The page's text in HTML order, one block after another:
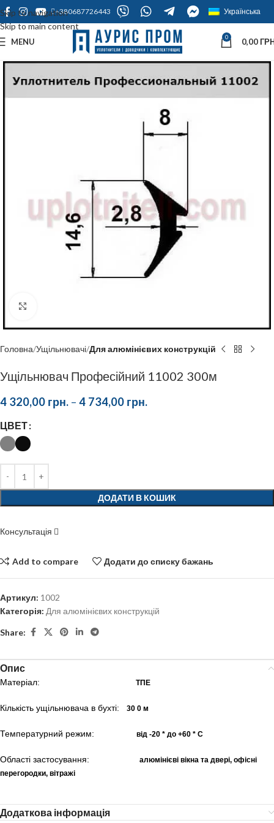
Skip to navigation
Skip to main content
+380687726443 Українська
MENU 0 0,00
Головна Ущільнювачі Для алюмінієвих конструкцій
Ущільнювач Професійний 11002 300м
4 320,00 грн. – 4 734,00 грн.
ЦВЕТ
ДОДАТИ В КОШИК
Консультація
Add to compare Додати до списку бажань
Артикул: 1002
Категорія: Для алюмінієвих конструкцій
Share:
Опис
Матеріал: ТПЕ
Кількість ущільнювача в бухті: 30 0 м
Температурний режим: від -20 * до +60 * С
Області застосування:
алюмінієві вікна та двері, офісні
перегородки, вітражі
Додаткова інформація